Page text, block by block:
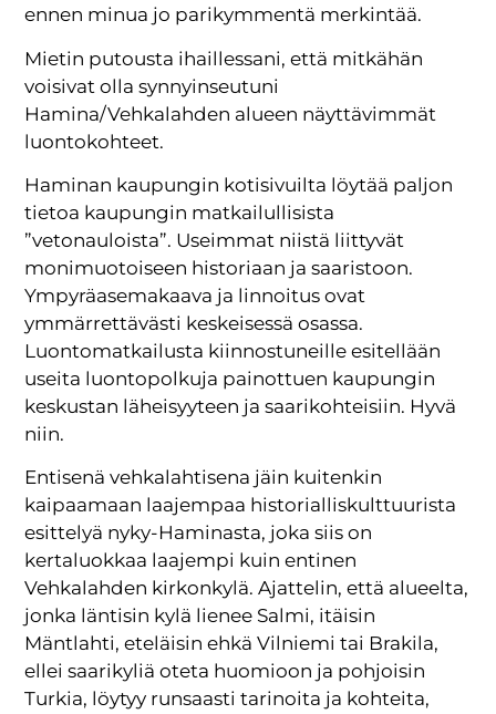
ennen minua jo parikymmentä merkintää.
Mietin putousta ihaillessani, että mitkähän
voisivat olla synnyinseutuni
Hamina/Vehkalahden alueen näyttävimmät
luontokohteet.
Haminan kaupungin kotisivuilta löytää paljon
tietoa kaupungin matkailullisista
”vetonauloista”. Useimmat niistä liittyvät
monimuotoiseen historiaan ja saaristoon.
Ympyräasemakaava ja linnoitus ovat
ymmärrettävästi keskeisessä osassa.
Luontomatkailusta kiinnostuneille esitellään
useita luontopolkuja painottuen kaupungin
keskustan läheisyyteen ja saarikohteisiin. Hyvä
niin.
Entisenä vehkalahtisena jäin kuitenkin
kaipaamaan laajempaa historialliskulttuurista
esittelyä nyky-Haminasta, joka siis on
kertaluokkaa laajempi kuin entinen
Vehkalahden kirkonkylä. Ajattelin, että alueelta,
jonka läntisin kylä lienee Salmi, itäisin
Mäntlahti, eteläisin ehkä Vilniemi tai Brakila,
ellei saarikyliä oteta huomioon ja pohjoisin
Turkia, löytyy runsaasti tarinoita ja kohteita,